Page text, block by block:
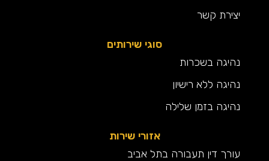
יצירת קשר
סוגי שירותים
נהיגה בשכרות
נהיגה ללא רישיון
נהיגה בזמן שלילה
אזורי שירות
עורך דין תעבורה בתל אביב